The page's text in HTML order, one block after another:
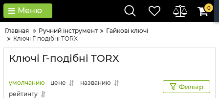
Меню 0
Главная Ручний інструмент
Гайкові ключі
Ключі Г-подібні TORX
Ключі Г-подібні TORX
умолчанию цене
названию
рейтингу
Фильтр